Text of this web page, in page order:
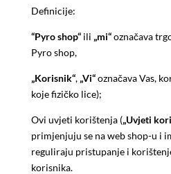
Definicije:
“Pyro shop“ili „mi“označava
Pyro shop,
„Korisnik“, „Vi“označava Vas,
koje fizičko lice);
Ovi uvjeti korištenja („Uvjeti
primjenjuju se na web shop-u i
reguliraju pristupanje i
korisnika.